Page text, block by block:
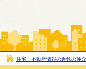
住宅・不動産情報の近鉄の仲介